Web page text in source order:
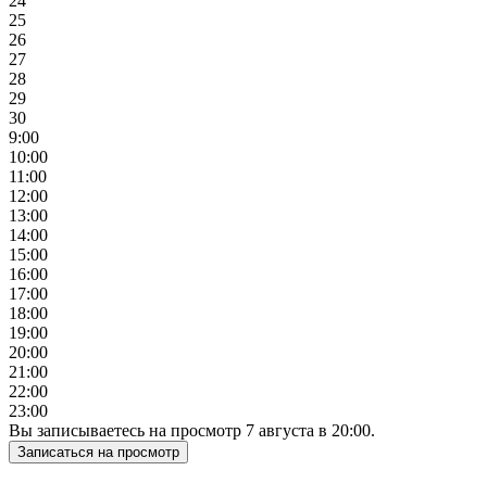
25
26
27
28
29
30
9:00
10:00
11:00
12:00
13:00
14:00
15:00
16:00
17:00
18:00
19:00
20:00
21:00
22:00
23:00
Вы записываетесь на просмотр 7 августа в 20:00.
Записаться на просмотр